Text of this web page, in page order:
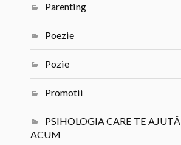
Parenting
Poezie
Pozie
Promotii
PSIHOLOGIA CARE TE AJUTĂ
ACUM